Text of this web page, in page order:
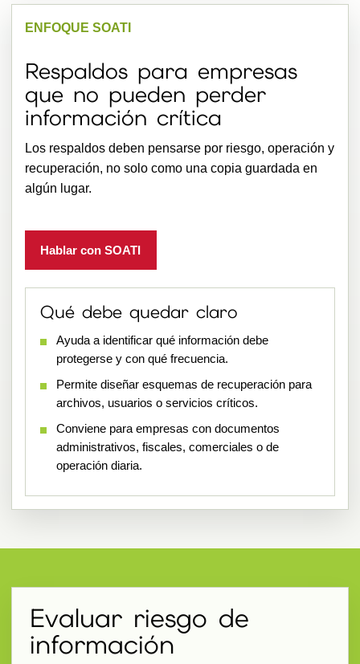
ENFOQUE SOATI
Respaldos para empresas
que no pueden perder
información crítica
Los respaldos deben pensarse por riesgo, operación y
recuperación, no solo como una copia guardada en
algún lugar.
Hablar con SOATI
Qué debe quedar claro
Ayuda a identificar qué información debe
protegerse y con qué frecuencia.
Permite diseñar esquemas de recuperación para
archivos, usuarios o servicios críticos.
Conviene para empresas con documentos
administrativos, fiscales, comerciales o de
operación diaria.
Evaluar riesgo de
información